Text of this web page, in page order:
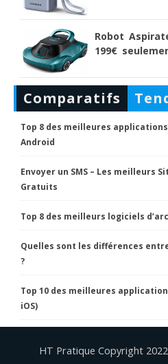
Robot
199€
Comparatifs
Top 8 des meilleures
Android
Envoyer un SMS – Les meilleurs
Gratuits
Top 8 des meilleurs logiciels
Quelles sont les différences
?
Top 10 des meilleures
iOS)
HT Pratique Copyright